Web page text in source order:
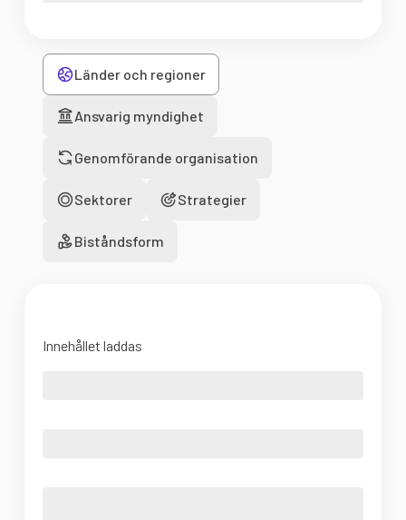
Länder och regioner
Ansvarig myndighet
Genomförande organisation
Sektorer Strategier
Biståndsform
Innehållet laddas